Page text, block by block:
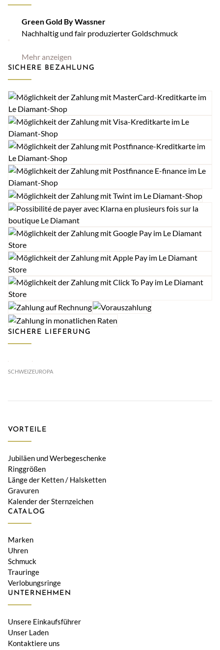
Green Gold By Wassner
Nachhaltig und fair produzierter Goldschmuck
Mehr anzeigen
SICHERE BEZAHLUNG
SICHERE LIEFERUNG
SCHWEIZEUROPA
VORTEILE
Jubiläen und Werbegeschenke
Ringgrößen
Länge der Ketten / Halsketten
Gravuren
Kalender der Sternzeichen
CATALOG
Marken
Uhren
Schmuck
Trauringe
Verlobungsringe
UNTERNEHMEN
Unsere Einkaufsführer
Unser Laden
Kontaktiere uns